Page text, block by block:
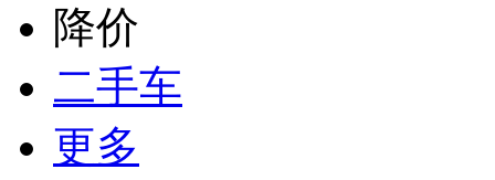
降价
二手车
更多